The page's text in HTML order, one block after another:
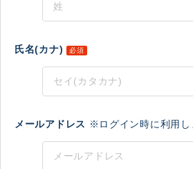
氏名(カナ) 必須
メールアドレス ※ログイン時に利用し